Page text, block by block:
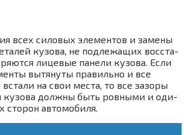
всех сило­вых эле­мен­тов и заме­ны
кузо­ва, не под­ле­жа­щих вос­ста­
лице­вые пане­ли кузо­ва. Если
вытя­ну­ты пра­виль­но и все
на свои места, то все зазо­ры
кузо­ва долж­ны быть ров­ны­ми и оди­
сто­рон автомобиля.